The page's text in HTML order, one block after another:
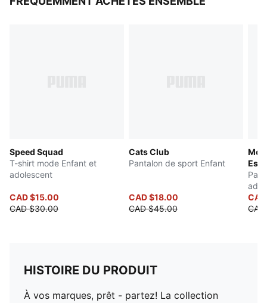
Speed Squad
T-shirt mode Enfant et
adolescent
CAD $15.00
CAD $30.00
Cats Club
Pantalon de sport Enfant
CAD $18.00
CAD $45.00
HISTOIRE DU PRODUIT
À vos marques, prêt - partez! La collection